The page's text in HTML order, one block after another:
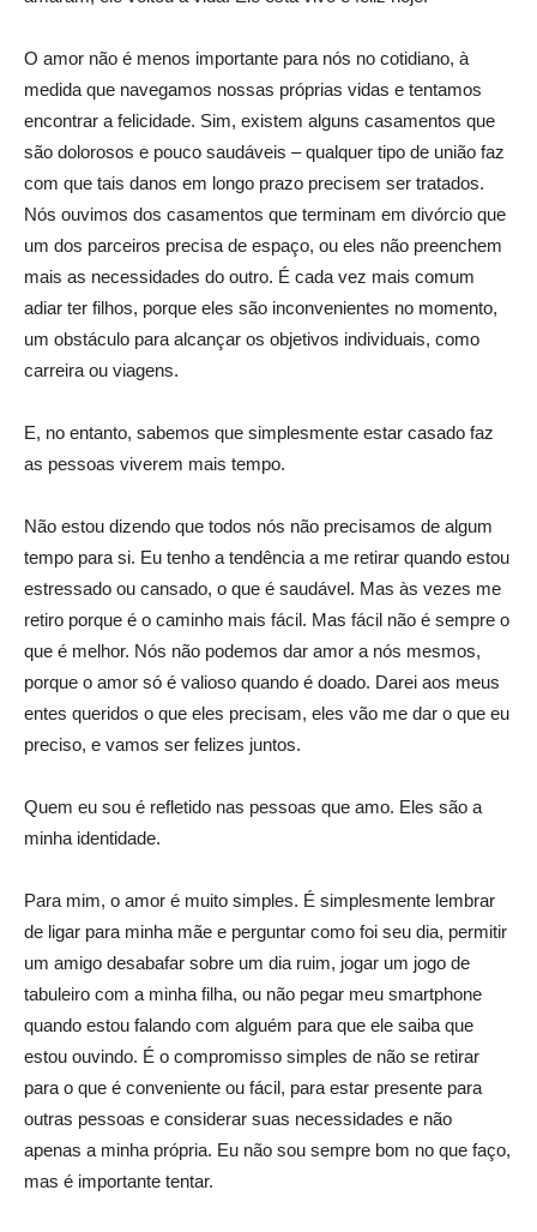
O amor não é menos importante para nós no cotidiano, à
medida que navegamos nossas próprias vidas e tentamos
encontrar a felicidade. Sim, existem alguns casamentos que
são dolorosos e pouco saudáveis – qualquer tipo de união faz
com que tais danos em longo prazo precisem ser tratados.
Nós ouvimos dos casamentos que terminam em divórcio que
um dos parceiros precisa de espaço, ou eles não preenchem
mais as necessidades do outro. É cada vez mais comum
adiar ter filhos, porque eles são inconvenientes no momento,
um obstáculo para alcançar os objetivos individuais, como
carreira ou viagens.
E, no entanto, sabemos que simplesmente estar casado faz
as pessoas viverem mais tempo.
Não estou dizendo que todos nós não precisamos de algum
tempo para si. Eu tenho a tendência a me retirar quando estou
estressado ou cansado, o que é saudável. Mas às vezes me
retiro porque é o caminho mais fácil. Mas fácil não é sempre o
que é melhor. Nós não podemos dar amor a nós mesmos,
porque o amor só é valioso quando é doado. Darei aos meus
entes queridos o que eles precisam, eles vão me dar o que eu
preciso, e vamos ser felizes juntos.
Quem eu sou é refletido nas pessoas que amo. Eles são a
minha identidade.
Para mim, o amor é muito simples. É simplesmente lembrar
de ligar para minha mãe e perguntar como foi seu dia, permitir
um amigo desabafar sobre um dia ruim, jogar um jogo de
tabuleiro com a minha filha, ou não pegar meu smartphone
quando estou falando com alguém para que ele saiba que
estou ouvindo. É o compromisso simples de não se retirar
para o que é conveniente ou fácil, para estar presente para
outras pessoas e considerar suas necessidades e não
apenas a minha própria. Eu não sou sempre bom no que faço,
mas é importante tentar.